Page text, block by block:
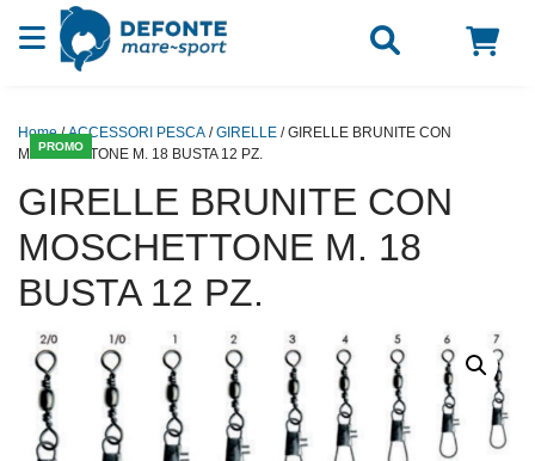
Vai al contenuto
PROMO
Home/ACCESSORI PESCA /GIRELLE / GIRELLE BRUNITE CON
MOSCHETTONE M. 18 BUSTA 12 PZ.
GIRELLE BRUNITE CON
MOSCHETTONE M. 18
BUSTA 12 PZ.